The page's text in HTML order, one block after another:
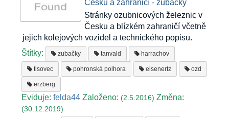
Česku a zahraničí - zubačky
Stránky ozubnicových železnic v
Česku a blízkém zahraničí včetně
jejich kolejových vozidel a technického popisu.
Štítky:
zubačky tanvald harrachov
tisovec pohronská polhora eisenertz ozd
erzberg
Eviduje:felda44 Založeno:(2.5.2016)Změna:
(30.12.2019)